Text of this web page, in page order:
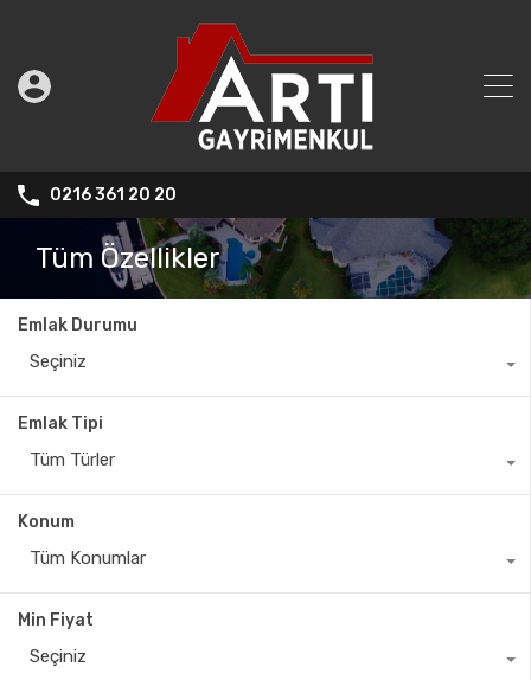
0216 361 20 20
Tüm Özellikler
Emlak Durumu
Seçiniz
Emlak Tipi
Tüm Türler
Konum
Tüm Konumlar
Min Fiyat
Seçiniz